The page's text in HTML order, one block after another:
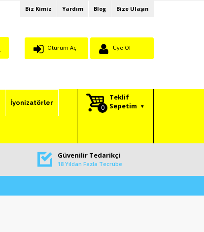
Biz Kimiz Yardım Blog Bize Ulaşın
Oturum Aç Üye Ol
İyonizatörler
Teklif
Sepetim
Güvenilir Tedarikçi
18 Yıldan Fazla Tecrübe